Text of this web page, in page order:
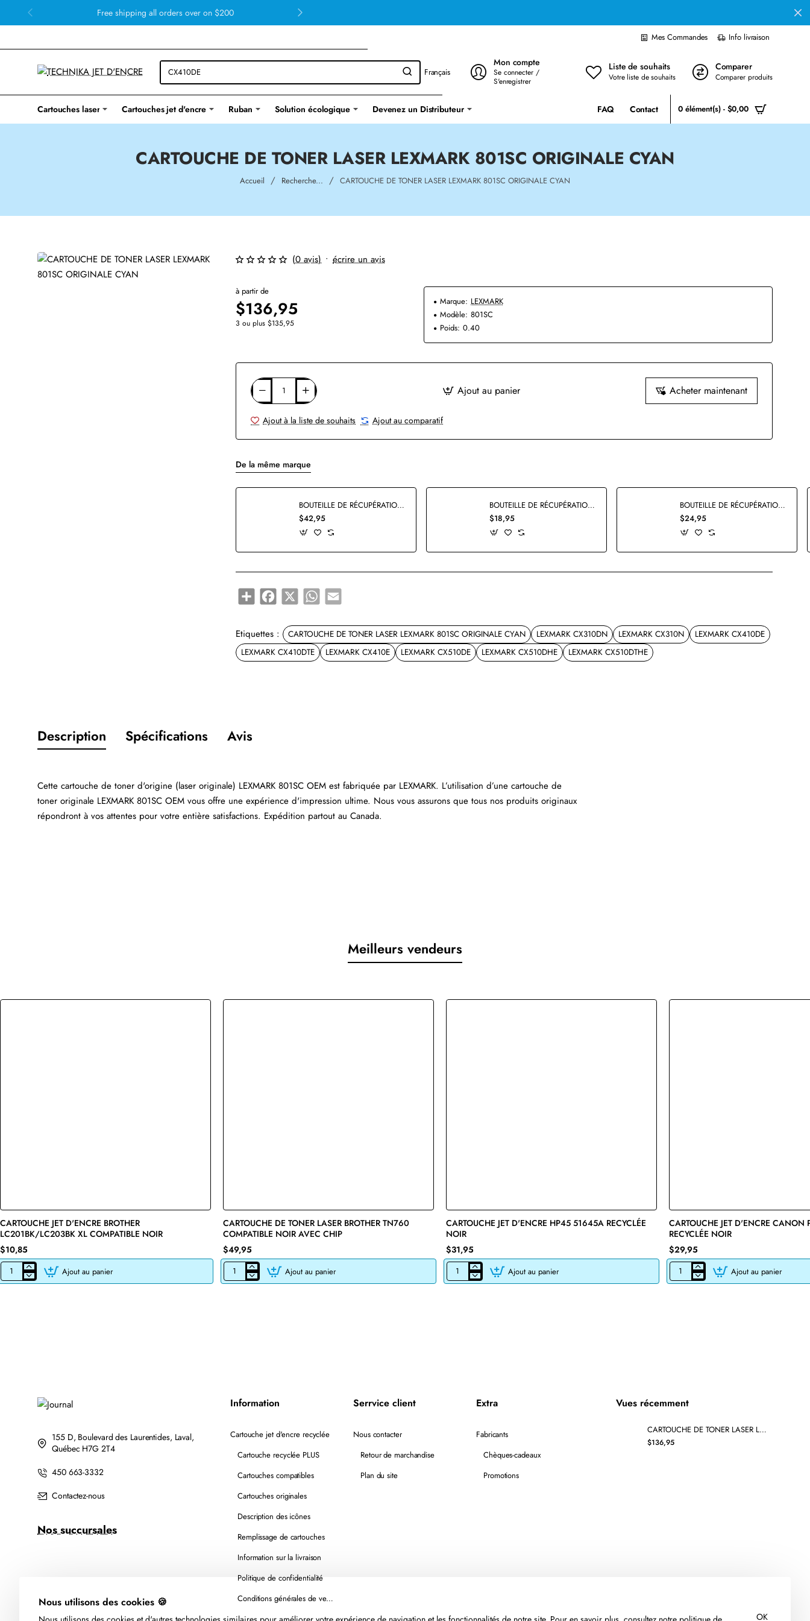
Nous utilisons des cookies 🍪
OK
Free shipping all orders over on $200
Mes Commandes Info livraison
Français
Mon compte
Se connecter /
S'enregistrer
Liste de souhaits
Votre liste de souhaits
Comparer
Comparer produits
Cartouches laser Cartouches jet d'encre Ruban Solution écologique Devenez un Distributeur FAQ Contact 0 élément(s) - $0,00
CARTOUCHE DE TONER LASER LEXMARK 801SC ORIGINALE CYAN
Accueil homeRecherche... CARTOUCHE DE TONER LASER LEXMARK 801SC ORIGINALE CYAN
(0 avis) • écrire un avis
à partir de
$136,95
3 ou plus $135,95
Marque: LEXMARK
Modèle: 801SC
Poids: 0.40
Ajout au panier Acheter maintenant
Ajout à la liste de souhaits Ajout au comparatif
De la même marque
BOUTEILLE DE RÉCUPÉRATION DE TONER USAGÉ LEXMARK 78C0W00 ORIGINALE
$42,95
BOUTEILLE DE RÉCUPÉRATION DE TONER USAGÉ LEXMARK C540X75G ORIGINALE
$18,95
BOUTEILLE DE RÉCUPÉRATION DE TONER USAGÉ LEXMARK C734X77G ORIGINALE
$24,95
Share Facebook
X WhatsApp
Email
Etiquettes : CARTOUCHE DE TONER LASER LEXMARK 801SC ORIGINALE CYAN LEXMARK CX310DN LEXMARK CX310N
LEXMARK CX410DE
LEXMARK CX410DTE
LEXMARK CX410E LEXMARK CX510DE LEXMARK CX510DHE LEXMARK CX510DTHE
Description Spécifications Avis
Cette cartouche de toner d'origine (laser originale) LEXMARK 801SC OEM est fabriquée par LEXMARK. L’utilisation d’une cartouche de
toner originale LEXMARK 801SC OEM vous offre une expérience d'impression ultime. Nous vous assurons que tous nos produits originaux
répondront à vos attentes pour votre entière satisfactions. Expédition partout au Canada.
Meilleurs vendeurs
CARTOUCHE JET D'ENCRE BROTHER
LC201BK/LC203BK XL COMPATIBLE NOIR
$10,85
CARTOUCHE
JET
Ajout au panier
🔥 Bestseller
CARTOUCHE DE TONER LASER BROTHER TN760
COMPATIBLE NOIR AVEC CHIP
$49,95
CARTOUCHE
DE
Ajout au panier
🔥 Bestseller
CARTOUCHE JET D'ENCRE HP45 51645A RECYCLÉE
NOIR
$31,95
CARTOUCHE
JET
Ajout au panier
CARTOUCHE JET D'ENCRE CANON
RECYCLÉE NOIR
$29,95
CARTOUCHE
JET
Ajout au panier
155 D, Boulevard des Laurentides, Laval,
Québec H7G 2T4
450 663-3332
Contactez-nous
Nos succursales
Information
Cartouche jet d'encre recyclée
Cartouche recyclée PLUS
Cartouches compatibles
Cartouches originales
Description des icônes
Remplissage de cartouches
Information sur la livraison
Politique de confidentialité
Conditions générales de vente
Serrvice client
Nous contacter
Retour de marchandise
Plan du site
Extra
Fabricants
Chèques-cadeaux
Promotions
Vues récemment
CARTOUCHE DE TONER LASER LEXMARK 801SC ORIGINALE CYAN
$136,95